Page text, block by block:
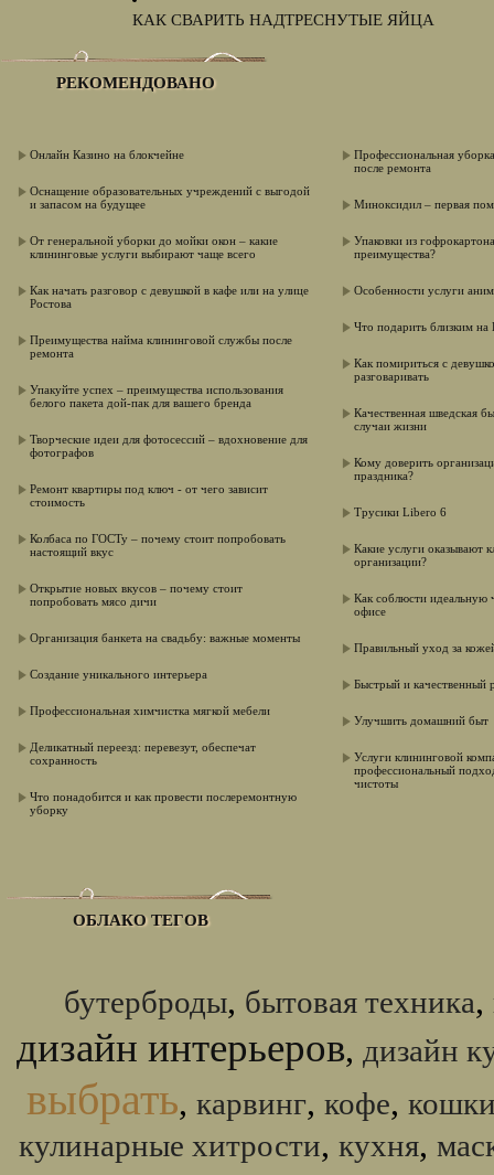
КАК СВАРИТЬ НАДТРЕСНУТЫЕ ЯЙЦА
РЕКОМЕНДОВАНО
Онлайн Казино на блокчейне
Оснащение образовательных учреждений с выгодой
и запасом на будущее
От генеральной уборки до мойки окон – какие
клининговые услуги выбирают чаще всего
Как начать разговор с девушкой в кафе или на улице
Ростова
Преимущества найма клининговой службы после
ремонта
Упакуйте успех – преимущества использования
белого пакета дой-пак для вашего бренда
Творческие идеи для фотосессий – вдохновение для
фотографов
Ремонт квартиры под ключ - от чего зависит
стоимость
Колбаса по ГОСТу – почему стоит попробовать
настоящий вкус
Открытие новых вкусов – почему стоит
попробовать мясо дичи
Организация банкета на cвадьбу: важные моменты
Создание уникального интерьера
Профессиональная химчистка мягкой мебели
Деликатный переезд: перевезут, обеспечат
сохранность
Что понадобится и как провести послеремонтную
уборку
Профессиональная
после ремонта
Миноксидил – первая
Упаковки из
преимущества?
Особенности услуги
Что подарить близким
Как помириться с
разговаривать
Качественная шведская
случаи жизни
Кому доверить
праздника?
Трусики Libero 6
Какие услуги оказывают
организации?
Как соблюсти идеальную
офисе
Правильный уход за
Быстрый и качественный
Улучшить домашний быт
Услуги клининговой
профессиональный
чистоты
ОБЛАКО ТЕГОВ
бутерброды, бытовая техника,
дизайн интерьеров, дизайн
выбрать,карвинг,кофе,
кулинарные хитрости,кухня,